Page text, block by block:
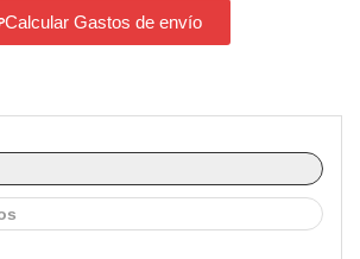
Calcular Gastos de envío